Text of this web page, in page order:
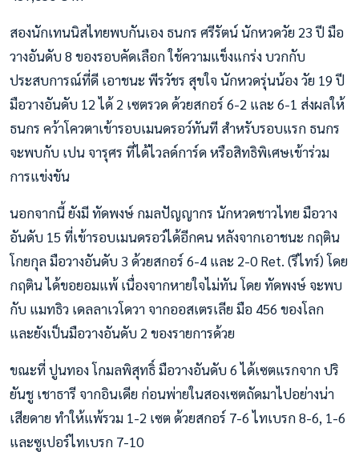
สองนักเทนนิสไทยพบกันเอง ธนกร ศรีรัตน์ นักหวดวัย 23 ปี มือ
วางอันดับ 8 ของรอบคัดเลือก ใช้ความแข็งแกร่ง บวกกับ
ประสบการณ์ที่ดี เอาชนะ พีรวัชร สุขใจ นักหวดรุ่นน้อง วัย 19 ปี
มือวางอันดับ 12 ได้ 2 เซตรวด ด้วยสกอร์ 6-2 และ 6-1 ส่งผลให้
ธนกร คว้าโควตาเข้ารอบเมนดรอว์ทันที สำหรับรอบแรก ธนกร
จะพบกับ เปน จารุศร ที่ได้ไวลด์การ์ด หรือสิทธิพิเศษเข้าร่วม
การแข่งขัน
นอกจากนี้ ยังมี ทัดพงษ์ กมลปัญญากร นักหวดชาวไทย มือวาง
อันดับ 15 ที่เข้ารอบเมนดรอว์ได้อีกคน หลังจากเอาชนะ กฤติน
โกยกุล มือวางอันดับ 3 ด้วยสกอร์ 6-4 และ 2-0 Ret. (รีไทร์) โดย
กฤติน ได้ขอยอมแพ้ เนื่องจากหายใจไม่ทัน โดย ทัดพงษ์ จะพบ
กับ แมทธิว เดลลาเวโดวา จากออสเตรเลีย มือ 456 ของโลก
และยังเป็นมือวางอันดับ 2 ของรายการด้วย
ขณะที่ ปูนทอง โกมลพิสุทธิ์ มือวางอันดับ 6 ได้เซตแรกจาก ปริ
ยันชู เชาธารี จากอินเดีย ก่อนพ่ายในสองเซตถัดมาไปอย่างน่า
เสียดาย ทำให้แพ้รวม 1-2 เซต ด้วยสกอร์ 7-6 ไทเบรก 8-6, 1-6
และซูเปอร์ไทเบรก 7-10